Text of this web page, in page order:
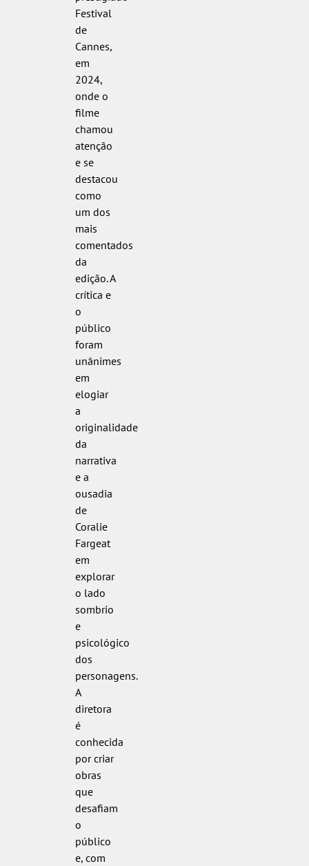
Festival
de
Cannes,
em
2024,
onde o
filme
chamou
atenção
e se
destacou
como
um dos
mais
comentados
da
edição. A
crítica e
o
público
foram
unânimes
em
elogiar
a
originalidade
da
narrativa
e a
ousadia
de
Coralie
Fargeat
em
explorar
o lado
sombrio
e
psicológico
dos
personagens.
A
diretora
é
conhecida
por criar
obras
que
desafiam
o
público
e, com